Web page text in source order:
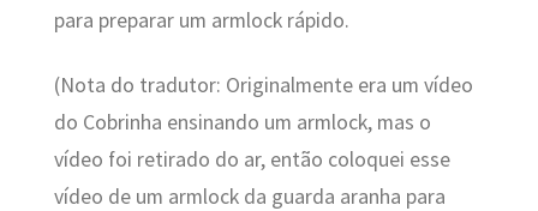
para preparar um armlock rápido.
(Nota do tradutor: Originalmente era um vídeo
do Cobrinha ensinando um armlock, mas o
vídeo foi retirado do ar, então coloquei esse
vídeo de um armlock da guarda aranha para